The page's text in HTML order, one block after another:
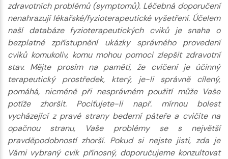
zdravotních problémů (symptomů). Léčebná doporučení
nenahrazují lékařské/fyzioterapeutické vyšetření. Účelem
naší databáze fyzioterapeutických cviků je snaha o
bezplatné zpřístupnění ukázky správného provedení
cviků komukoliv, komu mohou pomoci zlepšit zdravotní
stav. Mějte prosím na paměti, že cvičení je účinný
terapeutický prostředek, který, je-li správně cílený,
pomáhá, nicméně při nesprávném použití může Vaše
potíže zhoršit. Pociťujete-li např. mírnou bolest
vycházející z pravé strany bederní páteře a cvičíte na
opačnou stranu, Vaše problémy se s největší
pravděpodobností zhorší. Pokud si nejste jisti, zda je
Vámi vybraný cvik přínosný, doporučujeme konzultovat